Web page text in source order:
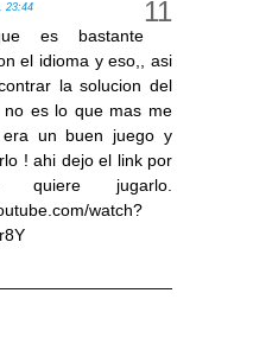
23:44
es bastante
el idioma y eso,, asi
la solucion del
no es lo que mas me
un buen juego y
! ahi dejo el link por
quiere jugarlo.
watch?